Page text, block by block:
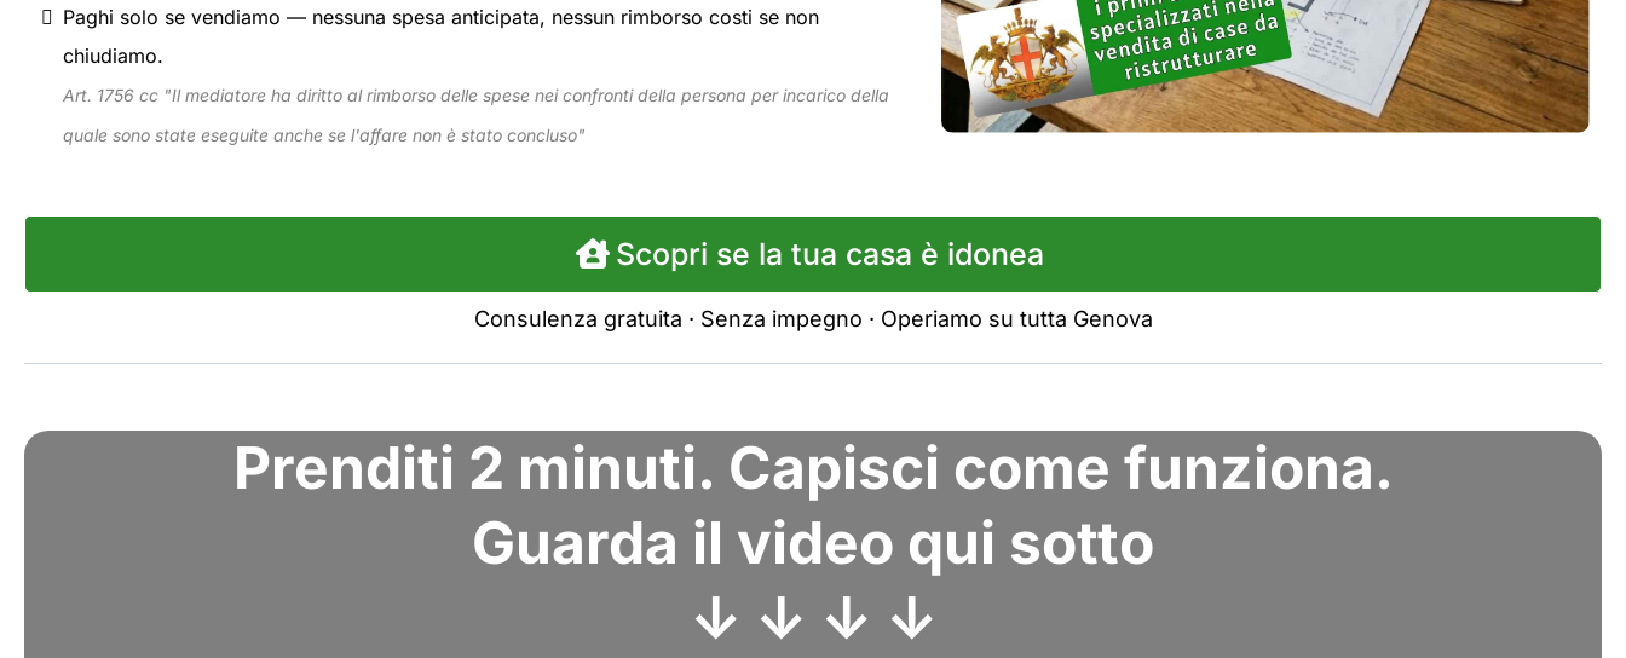
Paghi solo se vendiamo — nessuna spesa anticipata, nessun rimborso costi se non
chiudiamo.
Art. 1756 cc "Il mediatore ha diritto al rimborso delle spese nei confronti della persona per incarico della
quale sono state eseguite anche se l'affare non è stato concluso"
Scopri se la tua casa è idonea
Consulenza gratuita · Senza impegno · Operiamo su tutta Genova
Prenditi 2 minuti. Capisci come funziona.
Guarda il video qui sotto
↓ ↓ ↓ ↓